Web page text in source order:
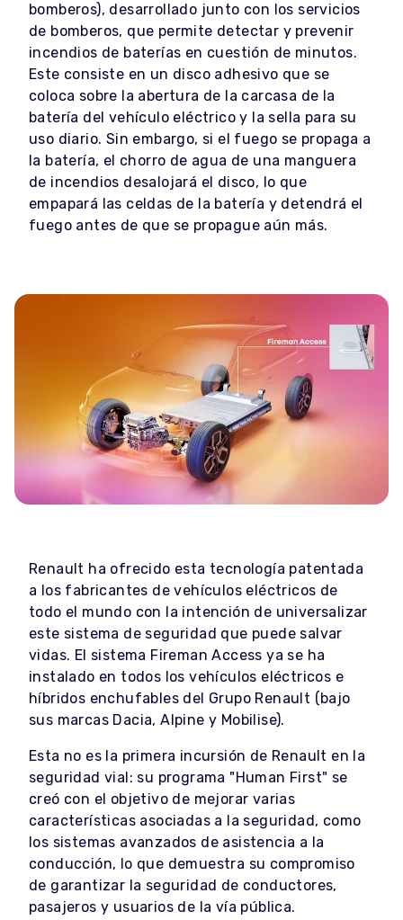
bomberos), desarrollado junto con los servicios
de bomberos, que permite detectar y prevenir
incendios de baterías en cuestión de minutos.
Este consiste en un disco adhesivo que se
coloca sobre la abertura de la carcasa de la
batería del vehículo eléctrico y la sella para su
uso diario. Sin embargo, si el fuego se propaga a
la batería, el chorro de agua de una manguera
de incendios desalojará el disco, lo que
empapará las celdas de la batería y detendrá el
fuego antes de que se propague aún más.
Renault ha ofrecido esta tecnología patentada
a los fabricantes de vehículos eléctricos de
todo el mundo con la intención de universalizar
este sistema de seguridad que puede salvar
vidas. El sistema Fireman Access ya se ha
instalado en todos los vehículos eléctricos e
híbridos enchufables del Grupo Renault (bajo
sus marcas Dacia, Alpine y Mobilise).
Esta no es la primera incursión de Renault en la
seguridad vial: su programa "Human First" se
creó con el objetivo de mejorar varias
características asociadas a la seguridad, como
los sistemas avanzados de asistencia a la
conducción, lo que demuestra su compromiso
de garantizar la seguridad de conductores,
pasajeros y usuarios de la vía pública.